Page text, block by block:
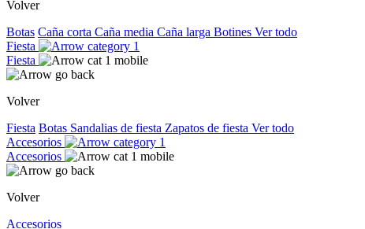
Volver
Botas Caña corta Caña media Caña larga Botines Ver todo
Fiesta
Fiesta
Volver
Fiesta Botas Sandalias de fiesta Zapatos de fiesta Ver todo
Accesorios
Accesorios
Volver
Accesorios